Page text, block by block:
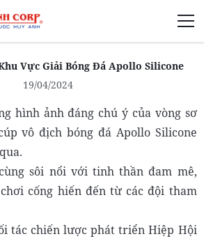
Vực Giải Bóng Đá Apollo Silicone
19/04/2024
hình ảnh đáng chú ý của vòng sơ
vô địch bóng đá Apollo Silicone
sôi nổi với tinh thần đam mê,
cống hiến đến từ các đội tham
tác chiến lược phát triển Hiệp Hội